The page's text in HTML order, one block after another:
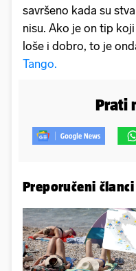
savršeno kada su
nisu. Ako je on tip
loše i dobro, to je
Tango.
Prati
Preporučeni članci